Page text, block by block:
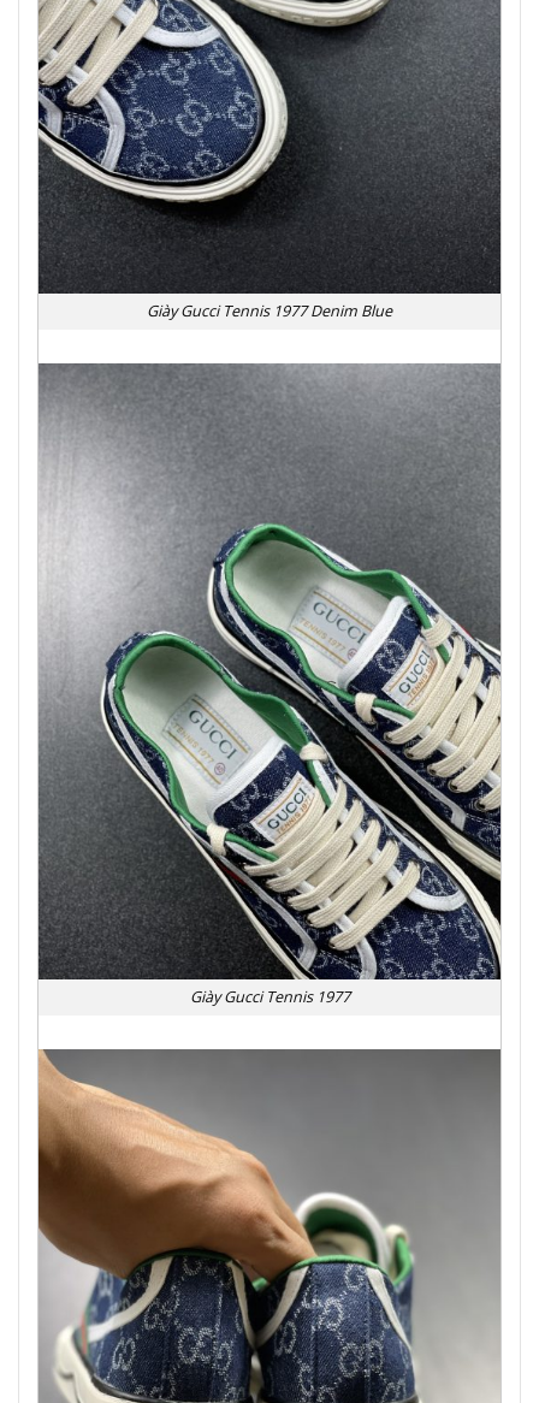
Giày Gucci Tennis 1977 Denim Blue
Giày Gucci Tennis 1977